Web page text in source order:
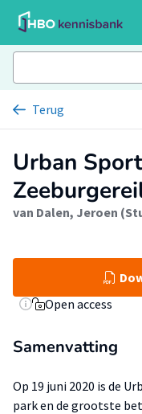
Terug
Urban
van Dalen, Jeroen
Open access
Samenvatting
Op 19 juni 2020 is de
park en de grootste